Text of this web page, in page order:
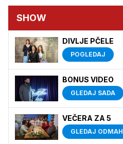
SHOW
DIVLJE PČELE
POGLEDAJ
BONUS VIDEO
GLEDAJ SADA
VEČERA ZA 5
GLEDAJ ODMAH